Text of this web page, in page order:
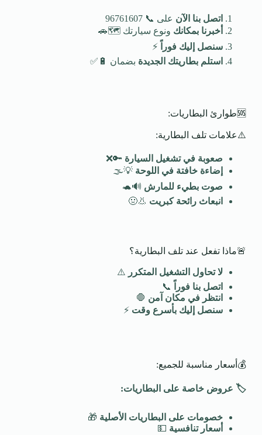
اتصل بنا الآن على 📞 96761607
أخبرنا بمكانك ونوع سيارتك 🗺️🚗
سنصل إليك فوراً
⚡
استلم بطاريتك الجديدة بضمان 🔋✅
🆘طوارئ البطاريات:
⚠️علامات تلف البطارية:
صعوبة في تشغيل السيارة 🔑❌
إضاءة خافتة في اللوحة 💡🌫️
صوت بطيء للمارش 🔊🐢
انبعاث رائحة كبريت 👃🤢
🚨ماذا تفعل عند تلف البطارية؟
لا تحاول التشغيل المتكرر ⚠️
اتصل بنا فوراً
📞
انتظر في مكان آمن 🛑
سنصل إليك بأسرع وقت ⚡
💰أسعار مناسبة للجميع:
🏷️ عروض خاصة على البطاريات:
خصومات على البطاريات الأصلية 🎁
أسعار تنافسية 💵